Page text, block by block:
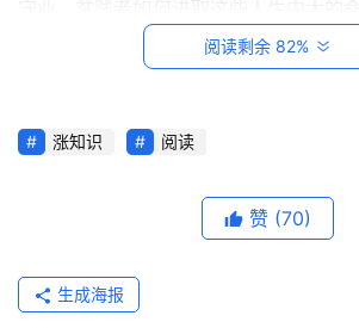
首
日
一
的答案。这些解答虽不是唯一的，但以“
独到的，其价值自然是实际的，对人
炭，它不仅是制胜的理念，更是如何制
阅读剩余 82%
涨知识 阅读
赞 (70)
生成海报